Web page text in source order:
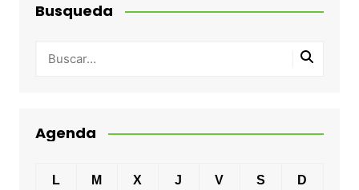
Busqueda
Agenda
L M X J V S D